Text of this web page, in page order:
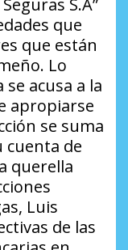
S.A”
que
que están
Lo
acusa a la
apropiarse
se suma
cuenta de
querella
Luis
de las